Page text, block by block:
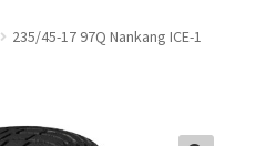
235/45-17 97Q Nankang ICE-1